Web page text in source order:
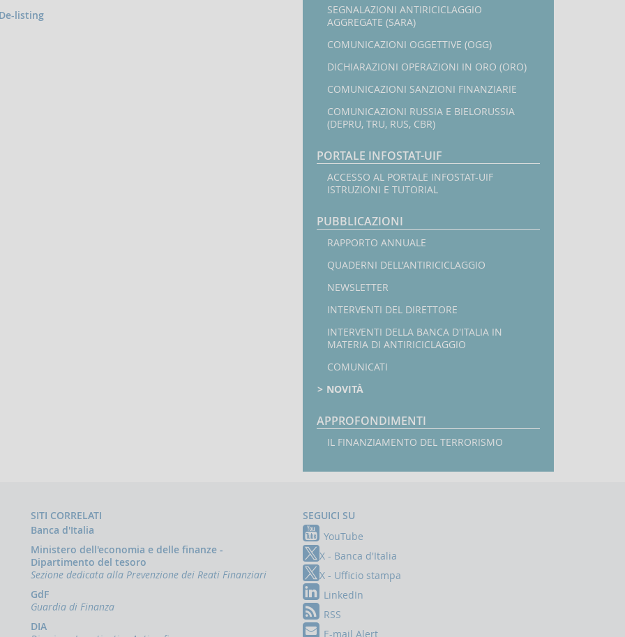
listing
SEGNALAZIONI ANTIRICICLAGGIO
AGGREGATE (SARA)
COMUNICAZIONI OGGETTIVE (OGG)
DICHIARAZIONI OPERAZIONI IN ORO (ORO)
COMUNICAZIONI SANZIONI FINANZIARIE
COMUNICAZIONI RUSSIA E BIELORUSSIA
(DEPRU, TRU, RUS, CBR)
PORTALE INFOSTAT-UIF
ACCESSO AL PORTALE INFOSTAT-UIF
ISTRUZIONI E TUTORIAL
PUBBLICAZIONI
RAPPORTO ANNUALE
QUADERNI DELL'ANTIRICICLAGGIO
NEWSLETTER
INTERVENTI DEL DIRETTORE
INTERVENTI DELLA BANCA D'ITALIA IN
MATERIA DI ANTIRICICLAGGIO
COMUNICATI
NOVITÀ
APPROFONDIMENTI
IL FINANZIAMENTO DEL TERRORISMO
SITI CORRELATI
Banca d'Italia
Ministero dell'economia e delle finanze -
Dipartimento del tesoro
Sezione dedicata alla Prevenzione dei Reati Finanziari
GdF
Guardia di Finanza
DIA
SEGUICI SU
YouTube
X - Banca d'Italia
X - Ufficio stampa
LinkedIn
RSS
E-mail Alert